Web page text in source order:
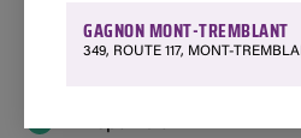
GAGNON MONT-TREMBLANT
349, ROUTE 117, MONT-
1 800 850-7662
Choisir ce magasin